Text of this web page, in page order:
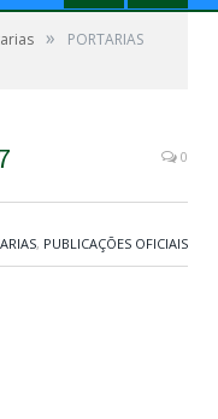
»
PORTARIAS
0
, PUBLICAÇÕES OFICIAIS